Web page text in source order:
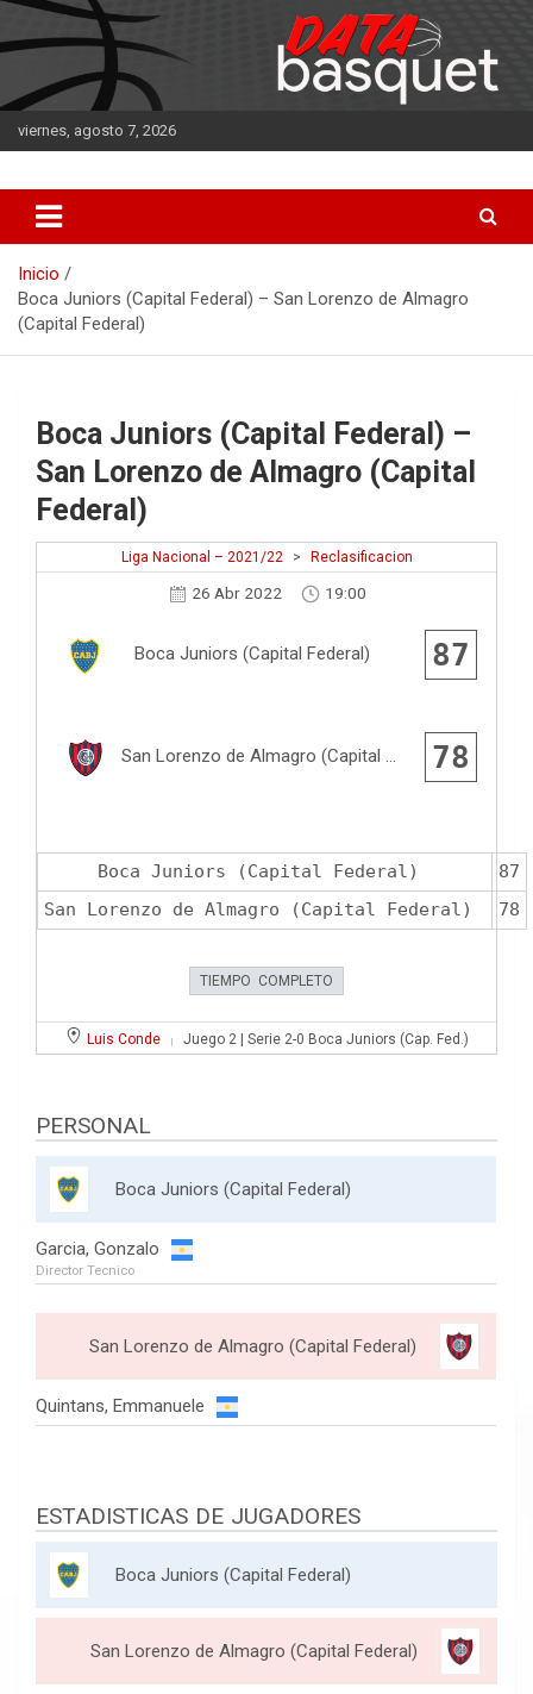
Saltar
al
contenido
viernes, agosto 7, 2026
DATA Basquet
Inicio
Boca Juniors (Capital Federal) – San Lorenzo de Almagro
(Capital Federal)
Boca Juniors (Capital Federal) –
San Lorenzo de Almagro (Capital
Federal)
Liga Nacional – 2021/22 > Reclasificacion
26 Abr 2022 19:00
Boca Juniors (Capital Federal) 87
San Lorenzo de Almagro (Capital Federal) 78
Boca Juniors (Capital Federal)
87
San Lorenzo de Almagro (Capital Federal)
78
TIEMPO COMPLETO
Luis Conde | Juego 2 | Serie 2-0 Boca Juniors (Cap. Fed.)
PERSONAL
Boca Juniors (Capital Federal)
Garcia, Gonzalo
Director Tecnico
San Lorenzo de Almagro (Capital Federal)
Quintans, Emmanuele
ESTADISTICAS DE JUGADORES
Boca Juniors (Capital Federal)
San Lorenzo de Almagro (Capital Federal)